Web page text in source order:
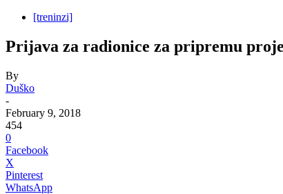
[treninzi]
Prijava za radionice za pripremu
By
Duško
-
February 9, 2018
454
0
Facebook
X
Pinterest
WhatsApp